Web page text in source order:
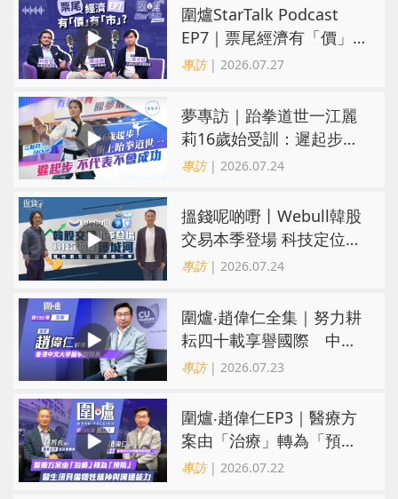
圍爐StarTalk Podcast
EP7｜票尾經濟有「價」
有「市」？「短期流量」
專訪| 2026.07.27
夢專訪｜跆拳道世一江麗
莉16歲始受訓：遲起步不
代表不會成功
專訪| 2026.07.24
搵錢呢啲嘢丨Webull韓股
交易本季登場 科技定位成
護城河 冀登港互聯網券商
專訪| 2026.07.24
圍爐‧趙偉仁全集｜努力耕
耘四十載享譽國際 中大
醫學院致力醫療創科造福
專訪| 2026.07.23
圍爐‧趙偉仁EP3｜醫療方
案由「治療」轉為「預
防」 醫生須具備犧牲精神
專訪| 2026.07.22